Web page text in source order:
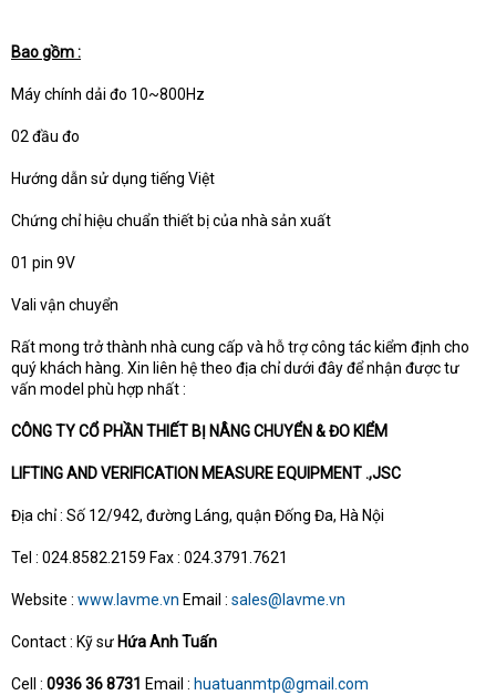
Bao gồm :
Máy chính dải đo 10~800Hz
02 đầu đo
Hướng dẫn sử dụng tiếng Việt
Chứng chỉ hiệu chuẩn thiết bị của nhà sản xuất
01 pin 9V
Vali vận chuyển
Rất mong trở thành nhà cung cấp và hỗ trợ công tác kiểm định cho
quý khách hàng. Xin liên hệ theo địa chỉ dưới đây để nhận được tư
vấn model phù hợp nhất :
CÔNG TY CỔ PHẦN THIẾT BỊ NÂNG CHUYỂN & ĐO KIỂM
LIFTING AND VERIFICATION MEASURE EQUIPMENT .,JSC
Địa chỉ : Số 12/942, đường Láng, quận Đống Đa, Hà Nội
Tel : 024.8582.2159 Fax : 024.3791.7621
Website : www.lavme.vn Email : sales@lavme.vn
Contact : Kỹ sư Hứa Anh Tuấn
Cell : 0936 36 8731 Email : huatuanmtp@gmail.com